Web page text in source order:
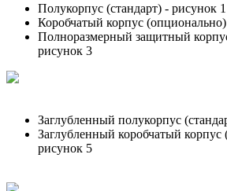
Полукорпус (стандарт) - рисунок 1
Коробчатый корпус
Полноразмерный защитный
рисунок 3
Заглубленный полукорпус
Заглубленный коробчатый
рисунок 5